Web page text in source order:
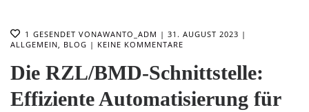
1 GESENDET VONAWANTO_ADM
31. AUGUST 2023
ALLGEMEIN
BLOG KEINE KOMMENTARE
Die RZL/BMD-Schnittstelle:
Effiziente Automatisierung für